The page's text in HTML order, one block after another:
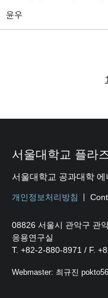
윤우
서울대학교 플라
서울대학교 공과대학
개인정보처리방침
08826 서울시 관악구 관
응용연구실
T. +82-2-880-8971 / F.
Webmaster: 최규진